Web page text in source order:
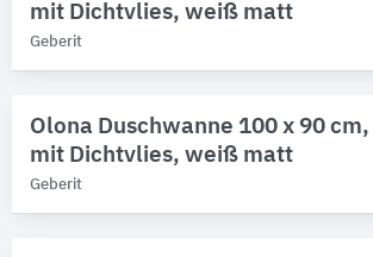
mit Dichtvlies, weiß matt
Geberit
Olona Duschwanne 100 x 90
mit Dichtvlies, weiß matt
Geberit